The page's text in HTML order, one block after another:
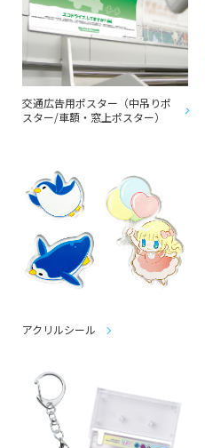
交通広告用ポスター（中吊りポ
スター/車額・窓上ポスター）
アクリルシール